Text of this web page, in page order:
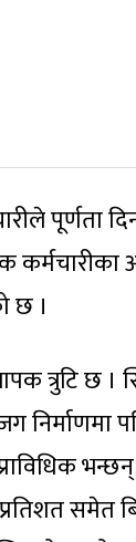
पूर्णता
छ ।
त्रुटि
निर्माणमा
समेत